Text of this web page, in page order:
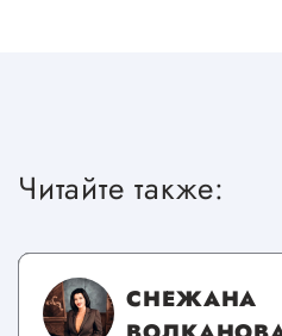
Читайте также:
СНЕЖАНА